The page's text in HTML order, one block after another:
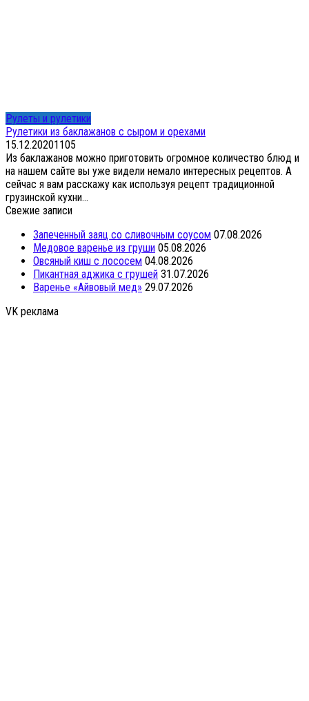
Рулеты и рулетики
Рулетики из баклажанов с сыром и орехами
15.12.20201 105
Из баклажанов можно приготовить огромное количество блюд и
на нашем сайте вы уже видели немало интересных рецептов. А
сейчас я вам расскажу как используя рецепт традиционной
грузинской кухни...
Свежие записи
Запеченный заяц со сливочным соусом 07.08.2026
Медовое варенье из груши 05.08.2026
Овсяный киш с лососем 04.08.2026
Пикантная аджика с грушей 31.07.2026
Варенье «Айвовый мед» 29.07.2026
VK реклама